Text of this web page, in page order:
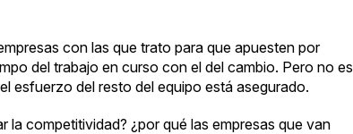
con las que trato para que apuesten por
del trabajo en curso con el del cambio. Pero no es
esfuerzo del resto del equipo está asegurado.
competitividad? ¿por qué las empresas que van